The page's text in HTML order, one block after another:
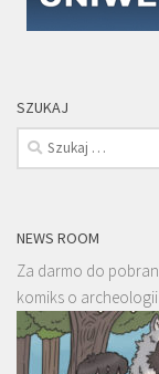
SZUKAJ
Szukaj:
NEWS ROOM
Za darmo do
komiks o